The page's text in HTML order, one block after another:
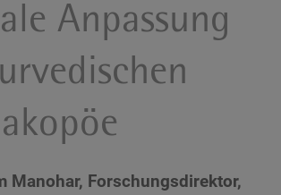
Anpassung
Manohar, Forschungsdirektor,